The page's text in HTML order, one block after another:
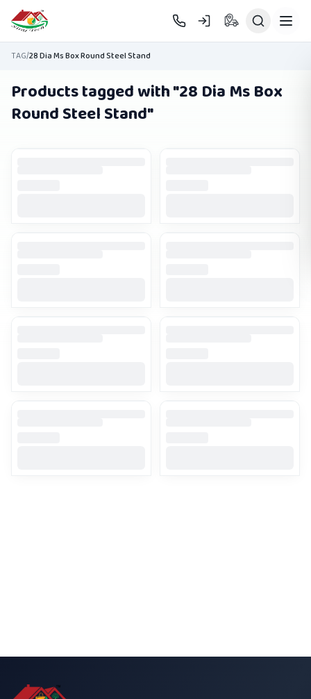
Skip to main content
TAG/28 Dia Ms Box Round Steel Stand
Products tagged with "28 Dia Ms Box
Round Steel Stand"